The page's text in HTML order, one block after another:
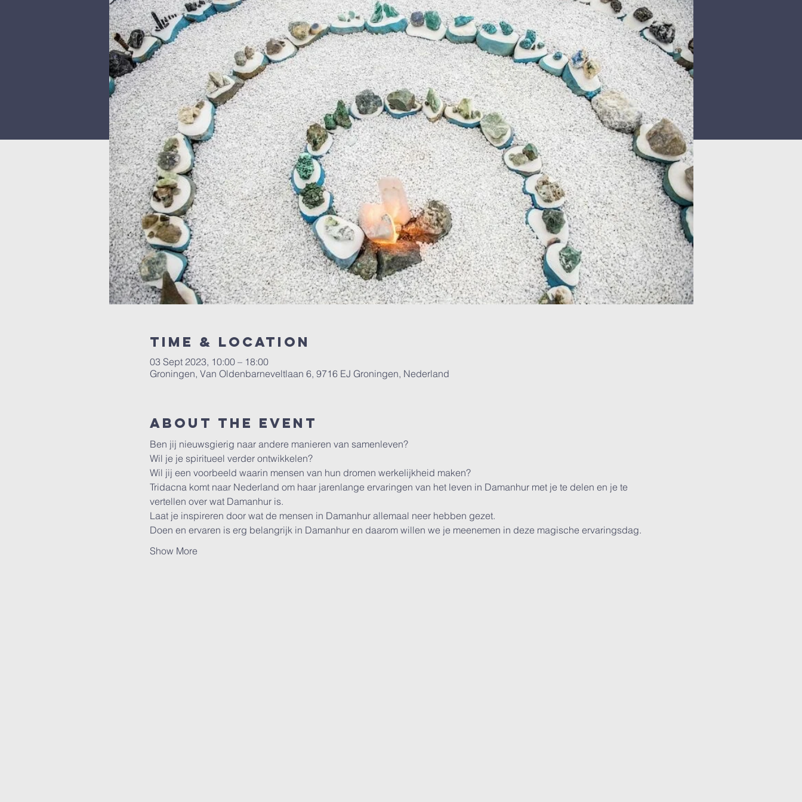
Time & Location
03 Sept 2023, 10:00 – 18:00
Groningen, Van Oldenbarneveltlaan 6, 9716 EJ Groningen, Nederland
About the event
Ben jij nieuwsgierig naar andere manieren van samenleven?
Wil je je spiritueel verder ontwikkelen?
Wil jij een voorbeeld waarin mensen van hun dromen werkelijkheid maken?
Tridacna komt naar Nederland om haar jarenlange ervaringen van het leven in Damanhur met je te delen en je te
vertellen over wat Damanhur is.
Laat je inspireren door wat de mensen in Damanhur allemaal neer hebben gezet.
Doen en ervaren is erg belangrijk in Damanhur en daarom willen we je meenemen in deze magische ervaringsdag.
Show More